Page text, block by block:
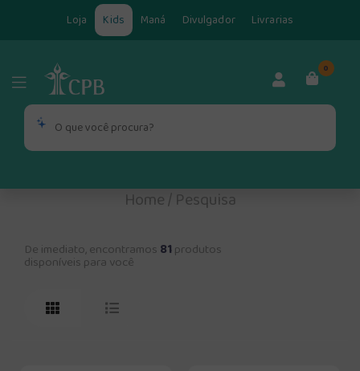
Loja Kids Maná Divulgador Livrarias
0
Home/Pesquisa
De imediato, encontramos 81produtos
disponíveis para você